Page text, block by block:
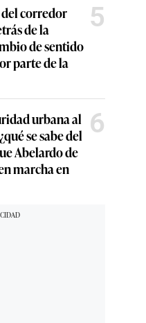
corredor
de la
de sentido
parte de la
5
urbana al
se sabe del
Abelardo de
marcha en
6